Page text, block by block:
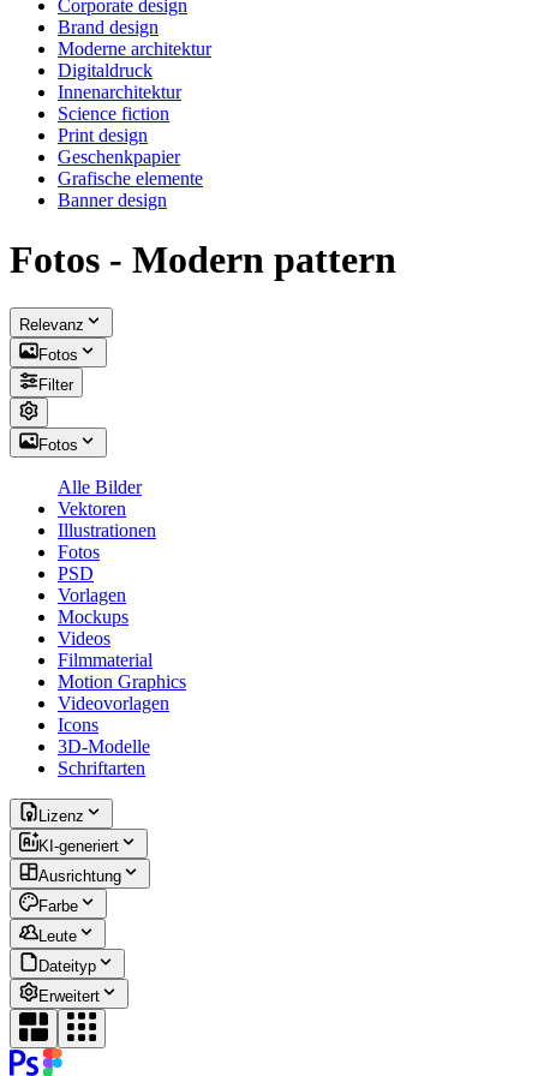
Corporate design
Brand design
Moderne architektur
Digitaldruck
Innenarchitektur
Science fiction
Print design
Geschenkpapier
Grafische elemente
Banner design
Fotos - Modern pattern
Relevanz
Fotos
Filter
Fotos
Alle Bilder
Vektoren
Illustrationen
Fotos
PSD
Vorlagen
Mockups
Videos
Filmmaterial
Motion Graphics
Videovorlagen
Icons
3D-Modelle
Schriftarten
Lizenz
KI-generiert
Ausrichtung
Farbe
Leute
Dateityp
Erweitert